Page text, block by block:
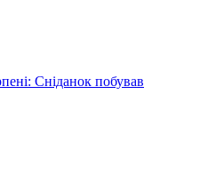
Сніданок побував